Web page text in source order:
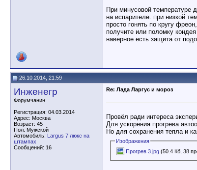
При минусовой температуре
на испарителе. при низкой
просто гонять по кругу
получите или поломку
наверное есть защита от
26.10.2014, 21:59
Инженегр
Форумчанин
Регистрация: 04.03.2014
Адрес: Москва
Возраст: 45
Пол: Мужской
Автомобиль: Largus 7 люкс на
штампах
Сообщений: 16
Re: Лада Ларгус и мороз
Провёл ради интереса
Для ускорения прогрева
Но для сохранения тепла и
Изображения
Прогрев 3.jpg (50.4 Кб, 38